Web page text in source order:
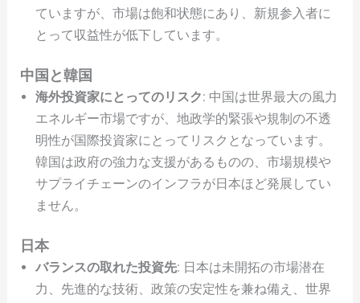
ていますが、市場は飽和状態にあり、新規参入者に
とって収益性が低下しています。
中国と韓国
海外投資家にとってのリスク: 中国は世界最大の風力
エネルギー市場ですが、地政学的緊張や規制の不透
明性が国際投資家にとってリスクとなっています。
韓国は政府の強力な支援があるものの、市場規模や
サプライチェーンのインフラが日本ほど発展してい
ません。
日本
バランスの取れた投資先: 日本は未開拓の市場潜在
力、先進的な技術、政策の安定性を兼ね備え、世界